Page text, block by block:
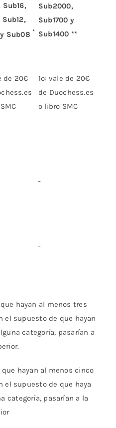
Sub16,
Sub12,
Sub08 *
Sub2000,
Sub1700 y
Sub1400 **
de 20€
1º: vale de 20€
de Duochess.es
o libro SMC
hayan al menos tres
el supuesto de que hayan
categoría, pasarían a
que hayan al menos cinco
el supuesto de que haya
categoría, pasarían a la